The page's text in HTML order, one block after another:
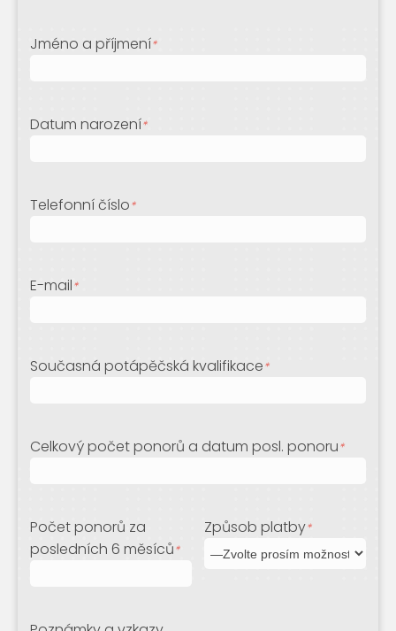
Jméno a příjmení*
Datum narození*
Telefonní číslo*
E-mail*
Současná potápěčská kvalifikace*
Celkový počet ponorů a datum posl. ponoru*
Počet ponorů za
posledních 6 měsíců*
Způsob platby*